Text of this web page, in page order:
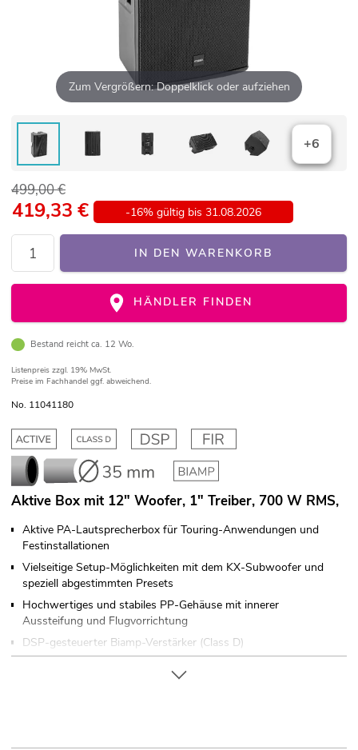
Zum Vergrößern: Doppelklick oder aufziehen
+6
499,00 €
419,33 € -16% gültig bis 31.08.2026
IN DEN WARENKORB
HÄNDLER FINDEN
Bestand reicht ca. 12 Wo.
Listenpreis zzgl. 19% MwSt.
Preise im Fachhandel ggf. abweichend.
No. 11041180
Aktive Box mit 12" Woofer, 1" Treiber, 700 W RMS,
Aktive PA-Lautsprecherbox für Touring-Anwendungen und
Festinstallationen
Vielseitige Setup-Möglichkeiten mit dem KX-Subwoofer und
speziell abgestimmten Presets
Hochwertiges und stabiles PP-Gehäuse mit innerer
Aussteifung und Flugvorrichtung
DSP-gesteuerter Biamp-Verstärker (Class D)